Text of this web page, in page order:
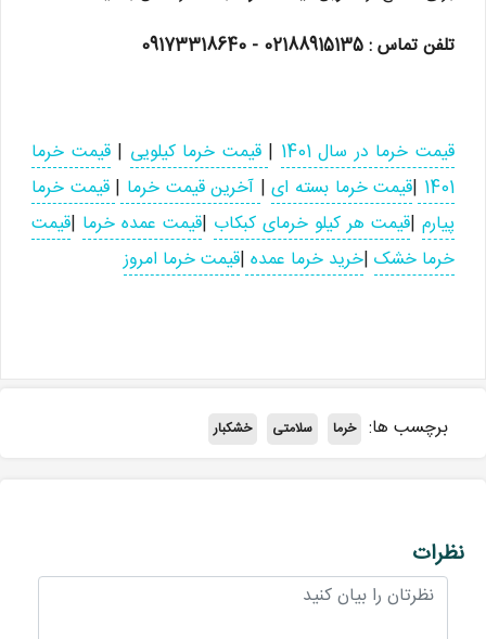
تلفن تماس : 02188915135 - 09173318640
قیمت خرما در سال 1401 | قیمت خرما کیلویی |قیمت خرما
1401
|قیمت خرما بسته ای| آخرین قیمت خرما | قیمت خرما
پیارم |قیمت هر کیلو خرمای کبکاب |قیمت عمده خرما |قیمت
خرما خشک |خرید خرما عمده |قیمت خرما امروز
برچسب ها: خرما سلامتی خشکبار
نظرات